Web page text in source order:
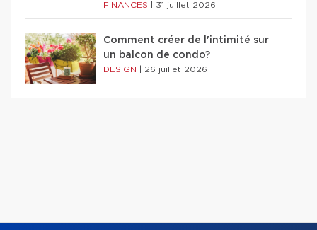
FINANCES 31 juillet 2026
Comment créer de l'intimité sur
un balcon de condo?
DESIGN 26 juillet 2026